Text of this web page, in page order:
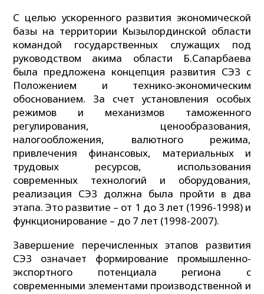
С целью ускоренного развития экономической
базы на территории Кызылординской области
командой государственных служащих под
руководством акима области Б.Сапарбаева
была предложена концепция развития СЭЗ с
Положением и технико-экономическим
обоснованием. За счет установления особых
режимов и механизмов таможенного
регулирования, ценообразования,
налогообложения, валютного режима,
привлечения финансовых, материальных и
трудовых ресурсов, использования
современных технологий и оборудования,
реализация СЭЗ должна была пройти в два
этапа. Это развитие – от 1 до 3 лет (1996-1998) и
функционирование – до 7 лет (1998-2007).
Завершение перечисленных этапов развития
СЭЗ означает формирование промышленно-
экспортного потенциала региона с
современными элементами производственной и